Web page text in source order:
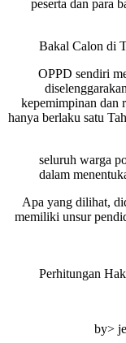
peserta dan para
Bakal Calon di
OPPD sendiri
kepemimpinan dan
hanya berlaku satu
seluruh warga
dalam
Apa yang dilihat,
memiliki unsur
Perhitungan
by>